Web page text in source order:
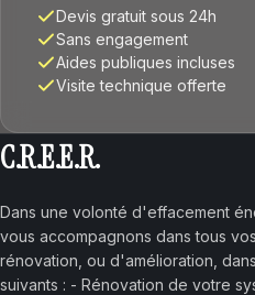
Devis gratuit sous 24h
Sans engagement
Aides publiques incluses
Visite technique offerte
C.R.E.E.R.
Dans une volonté d'effacement
vous accompagnons dans tous
rénovation, ou d'amélioration,
suivants : - Rénovation de votre